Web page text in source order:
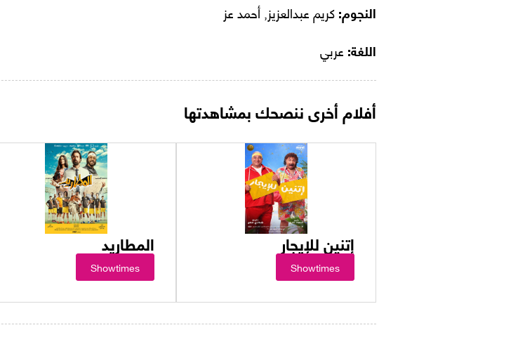
النجوم:كريم عبدالعزيز, أحمد عز
اللغة: عربي
أفلام أخرى ننصحك بمشاهدتها
إتنين للإيجار
Showtimes
المطاريد
Showtimes